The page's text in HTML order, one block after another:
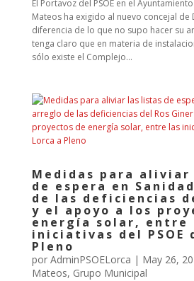
El Portavoz del PSOE en el
Mateos ha exigido al nuevo concejal de
diferencia de lo que no supo hacer su
tenga claro que en materia de
sólo existe el Complejo...
Medidas para
de espera en
de las deficiencias
y el apoyo a los
energía solar, entre
iniciativas del PSOE
Pleno
por AdminPSOELorca | May 26,
Mateos, Grupo Municipal